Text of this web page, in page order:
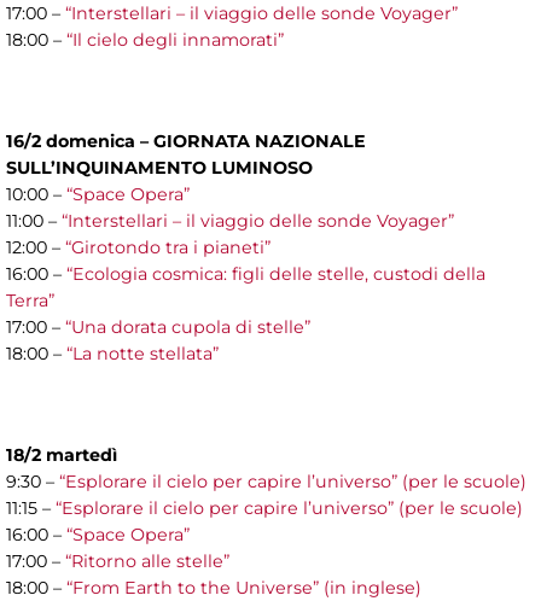
17:00 – “Interstellari – il viaggio delle sonde Voyager”
18:00 – “Il cielo degli innamorati”
16/2 domenica – GIORNATA NAZIONALE
SULL’INQUINAMENTO LUMINOSO
10:00 – “Space Opera”
11:00 – “Interstellari – il viaggio delle sonde Voyager”
12:00 – “Girotondo tra i pianeti”
16:00 – “Ecologia cosmica: figli delle stelle, custodi della
Terra”
17:00 – “Una dorata cupola di stelle”
18:00 – “La notte stellata”
18/2 martedì
9:30 – “Esplorare il cielo per capire l’universo” (per le scuole)
11:15 – “Esplorare il cielo per capire l’universo” (per le scuole)
16:00 – “Space Opera”
17:00 – “Ritorno alle stelle”
18:00 – “From Earth to the Universe” (in inglese)